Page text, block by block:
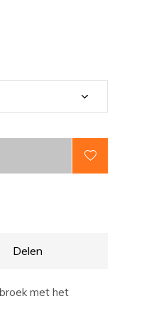
Delen
met het